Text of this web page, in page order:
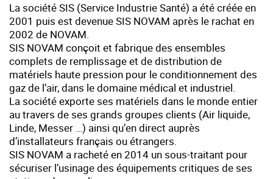
La société SIS (Service Industrie Santé) a été créée en
2001 puis est devenue SIS NOVAM après le rachat en
2002 de NOVAM.
SIS NOVAM conçoit et fabrique des ensembles
complets de remplissage et de distribution de
matériels haute pression pour le conditionnement des
gaz de l’air, dans le domaine médical et industriel.
La société exporte ses matériels dans le monde entier
au travers de ses grands groupes clients (Air liquide,
Linde, Messer …) ainsi qu’en direct auprès
d’installateurs français ou étrangers.
SIS NOVAM a racheté en 2014 un sous-traitant pour
sécuriser l’usinage des équipements critiques de ses